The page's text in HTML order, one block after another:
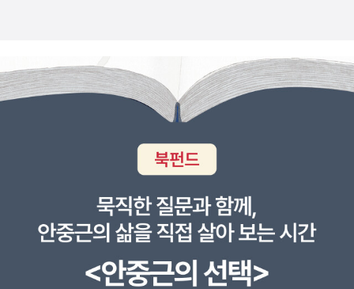
크로드가 문명교류의 장이라는 말은 문자 속에 갇힌 지 오래고, 실크
로드에 가보거나 그 길을 밟아보는 일도 쉽지 않다. 정수일은 스물세
차례에 이르는 실크로드 답사, 세계 4대 여행기로 꼽히는 <이븐 바투
앞서 실크로드를 걸어간 선현의 자취를 깊이 이해하고, 오늘 실크로
있는 실크로드를 만날 가능성이 생겼다. 더불어 그곳에 가볼 용기도
살짝 품어본다. - 인문 MD 박태근책 속에서 : 실크로드는 고행과 낭
위에 선현들이 찍어놓은 족적은 세계를 향한 우리 겨레의 쾌거다. 연